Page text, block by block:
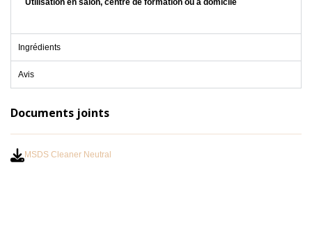
Utilisation en salon, centre de formation ou à domicile
Ingrédients
Avis
Documents joints
MSDS Cleaner Neutral